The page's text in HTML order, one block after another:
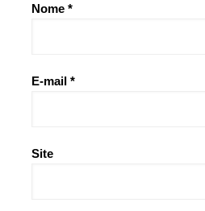
Nome *
E-mail *
Site